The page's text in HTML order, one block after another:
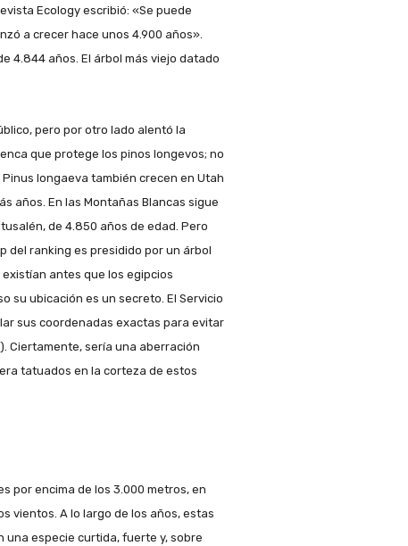
Ecology escribió: «Se puede
a crecer hace unos 4.900 años».
4.844 años. El árbol más viejo datado
pero por otro lado alentó la
que protege los pinos longevos; no
longaeva también crecen en Utah
años. En las Montañas Blancas sigue
de 4.850 años de edad. Pero
del ranking es presidido por un árbol
antes que los egipcios
su ubicación es un secreto. El Servicio
sus coordenadas exactas para evitar
Ciertamente, sería una aberración
tatuados en la corteza de estos
por encima de los 3.000 metros, en
vientos. A lo largo de los años, estas
especie curtida, fuerte y, sobre